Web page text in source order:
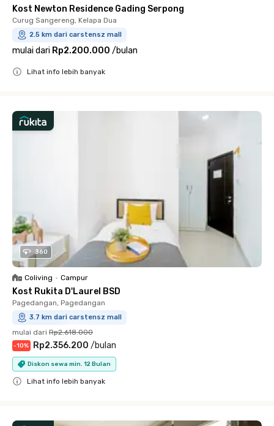
Kost Newton Residence Gading Serpong
Curug Sangereng, Kelapa Dua
2.5 km dari carstensz mall
mulai dari Rp2.200.000 /bulan
Lihat info lebih banyak
360
Coliving • Campur
Kost Rukita D'Laurel BSD
Pagedangan, Pagedangan
3.7 km dari carstensz mall
mulai dari Rp2.618.000
-10% Rp2.356.200 /bulan
Diskon sewa min. 12 Bulan
Lihat info lebih banyak